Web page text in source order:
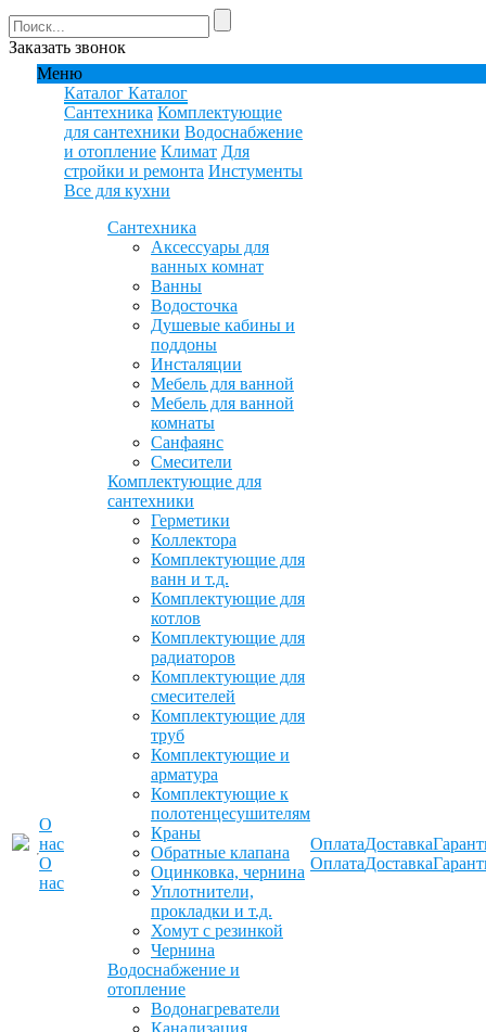
Заказать звонок
Меню
О
нас
О
нас
Каталог Каталог
Сантехника Комплектующие
для сантехники Водоснабжение
и отопление Климат Для
стройки и ремонта Инстументы
Все для кухни
Сантехника
Аксессуары для
ванных комнат
Ванны
Водосточка
Душевые кабины и
поддоны
Инсталяции
Мебель для ванной
Мебель для ванной
комнаты
Санфаянс
Смесители
Комплектующие для
сантехники
Герметики
Коллектора
Комплектующие для
ванн и т.д.
Комплектующие для
котлов
Комплектующие для
радиаторов
Комплектующие для
смесителей
Комплектующие для
труб
Комплектующие и
арматура
Комплектующие к
полотенцесушителям
Краны
Обратные клапана
Оцинковка, чернина
Уплотнители,
прокладки и т.д.
Хомут с резинкой
Чернина
Водоснабжение и
отопление
Водонагреватели
Канализация
Оплата
Оплата
Доставка
Доставка